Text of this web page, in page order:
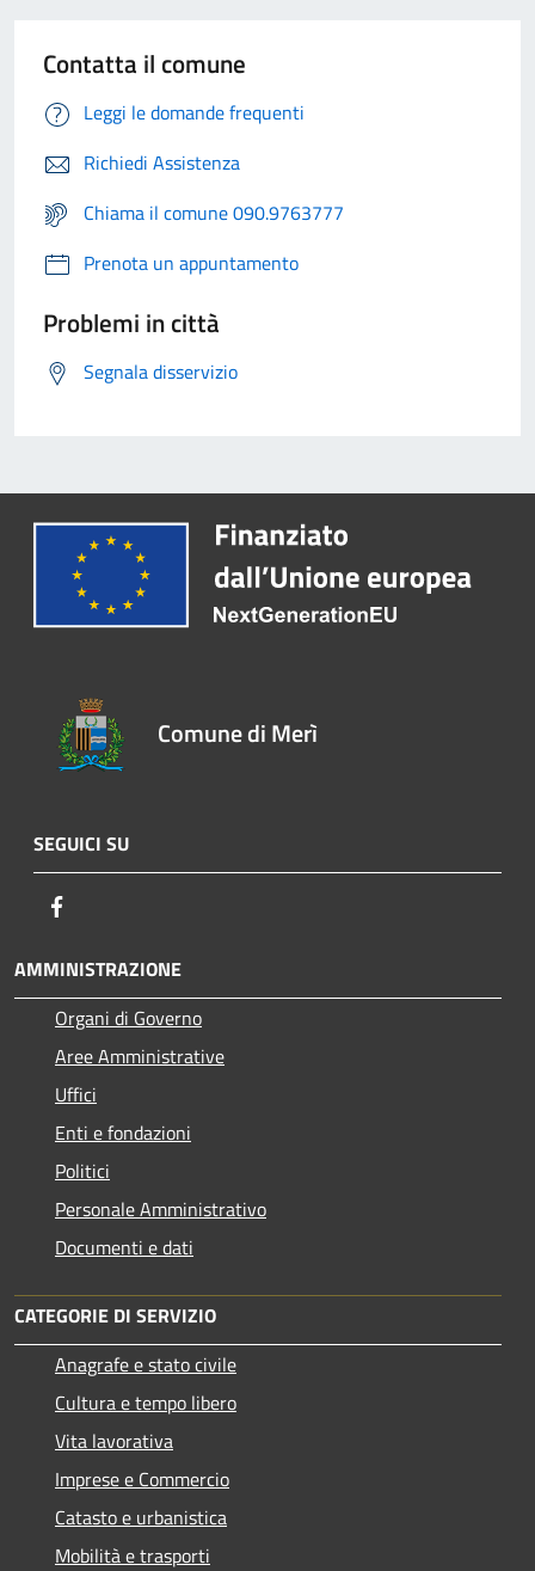
Contatta il comune
Leggi le domande frequenti
Richiedi Assistenza
Chiama il comune 090.9763777
Prenota un appuntamento
Problemi in città
Segnala disservizio
Comune di Merì
SEGUICI SU
AMMINISTRAZIONE
Organi di Governo
Aree Amministrative
Uffici
Enti e fondazioni
Politici
Personale Amministrativo
Documenti e dati
CATEGORIE DI SERVIZIO
Anagrafe e stato civile
Cultura e tempo libero
Vita lavorativa
Imprese e Commercio
Catasto e urbanistica
Mobilità e trasporti